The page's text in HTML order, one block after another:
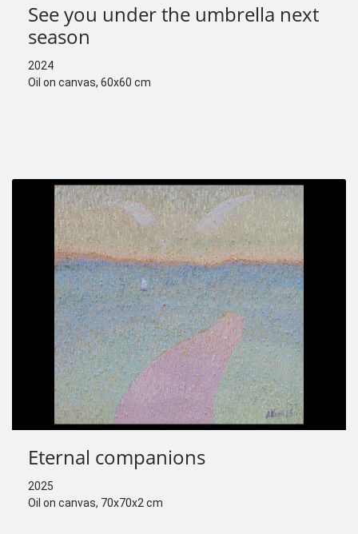
See you under the umbrella next
season
2024
Oil on canvas, 60х60 cm
Eternal companions
2025
Oil on canvas, 70x70x2 cm